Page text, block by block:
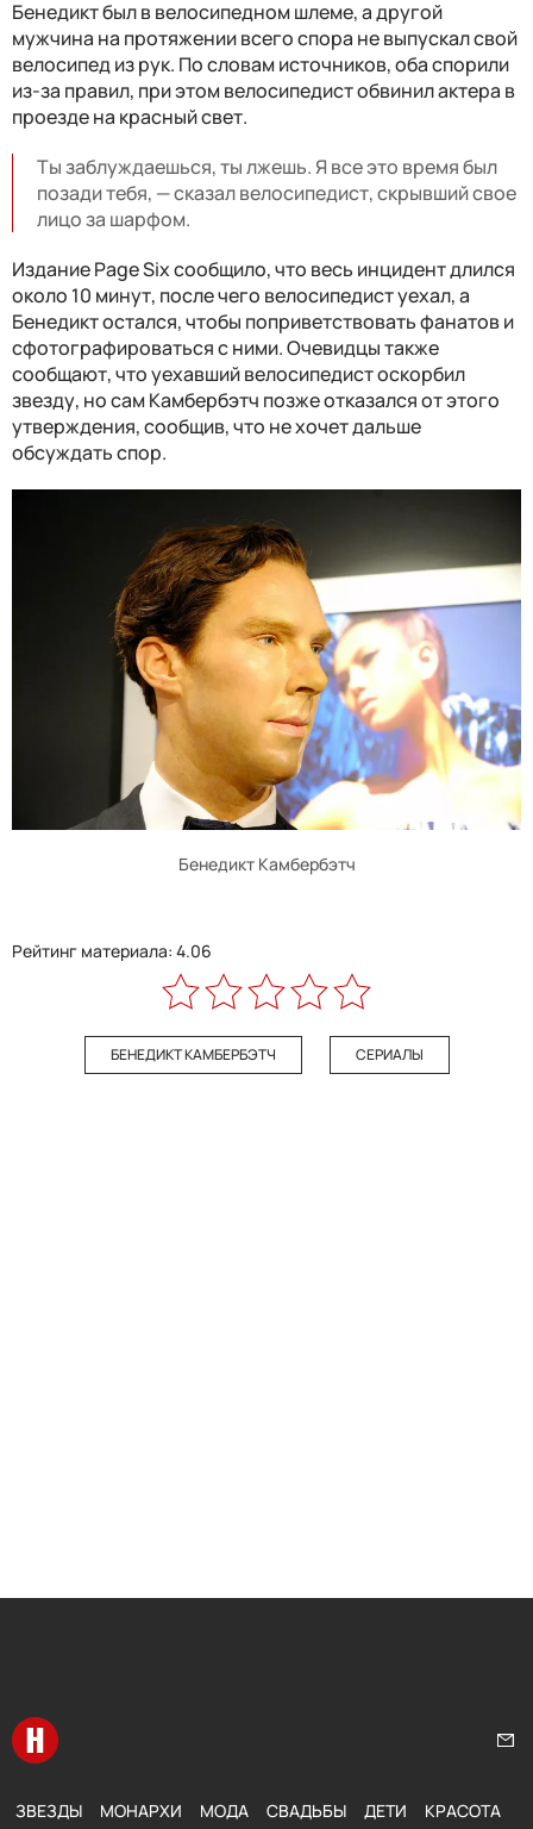
Бенедикт был в велосипедном шлеме, а другой
мужчина на протяжении всего спора не выпускал свой
велосипед из рук. По словам источников, оба спорили
из-за правил, при этом велосипедист обвинил актера в
проезде на красный свет.
Ты заблуждаешься, ты лжешь. Я все это время был
позади тебя, — сказал велосипедист, скрывший свое
лицо за шарфом.
Издание Page Six сообщило, что весь инцидент длился
около 10 минут, после чего велосипедист уехал, а
Бенедикт остался, чтобы поприветствовать фанатов и
сфотографироваться с ними. Очевидцы также
сообщают, что уехавший велосипедист оскорбил
звезду, но сам Камбербэтч позже отказался от этого
утверждения, сообщив, что не хочет дальше
обсуждать спор.
Бенедикт Камбербэтч
Рейтинг материала: 4.06
БЕНЕДИКТ КАМБЕРБЭТЧ СЕРИАЛЫ
Перейти на главную
ЗВЕЗДЫ МОНАРХИ МОДА СВАДЬБЫ ДЕТИ КРАСОТА